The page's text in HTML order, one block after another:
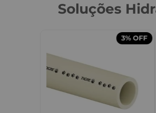
Soluções
3%OFF